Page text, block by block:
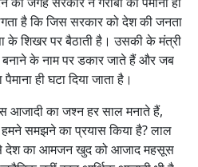
है कि जिस सरकार को देश की जनता
के शिखर पर बैठाती है। उसकी के मंत्री
के नाम पर डकार जाते हैं और जब
ही घटा दिया जाता है।
आजादी का जश्न हर साल मनाते हैं,
हमने समझने का प्रयास किया है? लाल
देश का आमजन खुद को आजाद महसूस